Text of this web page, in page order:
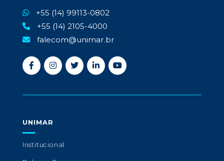
+55 (14) 99113-0802
+55 (14) 2105-4000
falecom@unimar.br
UNIMAR
Institucional